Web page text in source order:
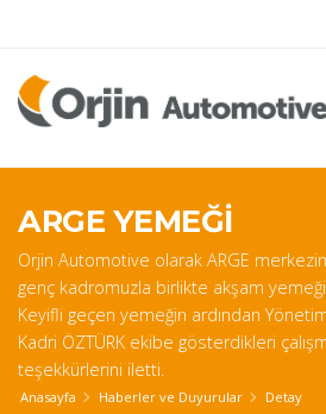
ARGE YEMEĞİ
Orjin Automotive olarak ARGE
genç kadromuzla birlikte akşam
Keyifli geçen yemeğin ardından
Kadri ÖZTÜRK ekibe gösterdikleri
teşekkürlerini iletti.
Anasayfa Haberler ve Duyurular Detay